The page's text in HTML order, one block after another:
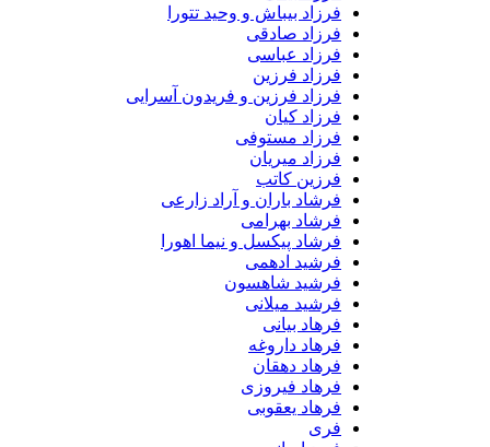
فرزاد بیباش و وحید تتورا
فرزاد صادقی
فرزاد عباسی
فرزاد فرزین
فرزاد فرزین و فریدون آسرایی
فرزاد کیان
فرزاد مستوفی
فرزاد میریان
فرزین کاتب
فرشاد باران و آراد زارعی
فرشاد بهرامی
فرشاد پیکسل و نیما اهورا
فرشید ادهمی
فرشید شاهسون
فرشید میلانی
فرهاد بیانی
فرهاد داروغه
فرهاد دهقان
فرهاد فیروزی
فرهاد یعقوبی
فری